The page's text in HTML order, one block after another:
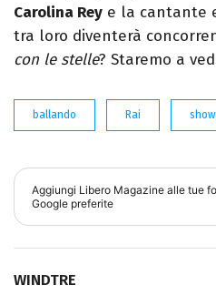
Carolina Rey e la cantante
tra loro diventerà
con le stelle? Staremo a
ballando Rai
Aggiungi Libero Magazine alle tue
Google preferite
WINDTRE